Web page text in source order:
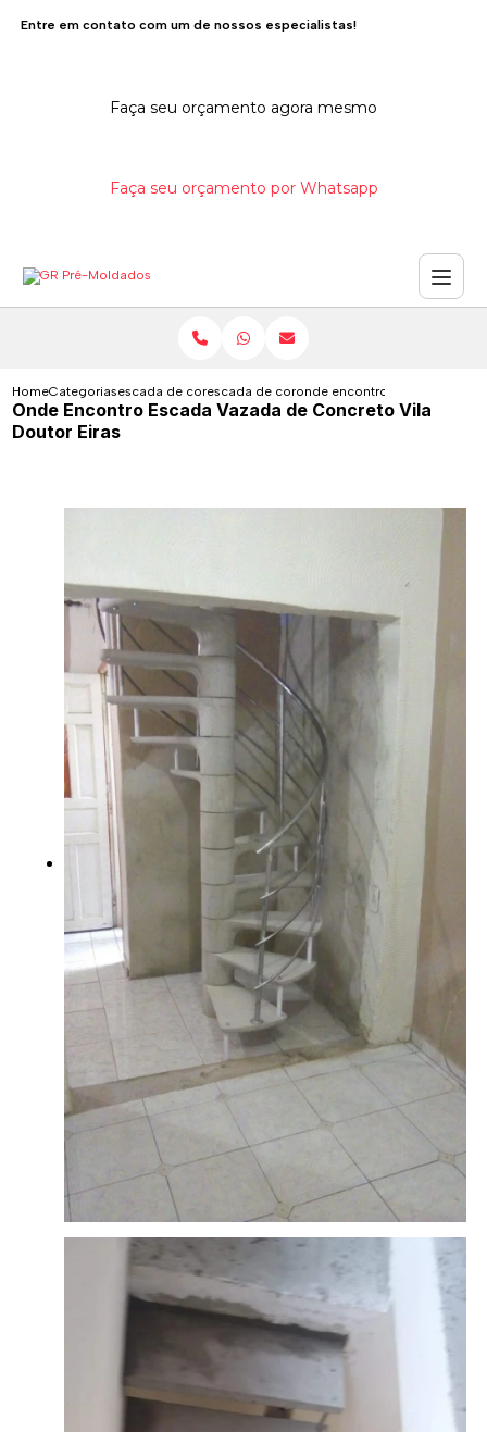
Entre em contato com um de nossos especialistas!
Faça seu orçamento agora mesmo
Faça seu orçamento por Whatsapp
HomeCategoriasescada de concretoescada de concreto com viga central
onde encontro escada
Onde Encontro Escada Vazada de Concreto Vila
Doutor Eiras